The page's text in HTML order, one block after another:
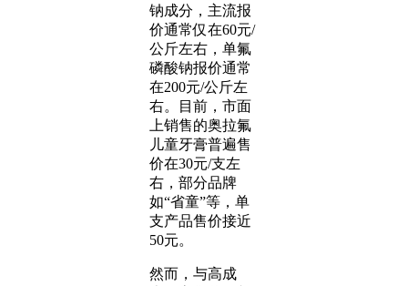
钠成分，主流报
价通常仅在60元/
公斤左右，单氟
磷酸钠报价通常
在200元/公斤左
右。目前，市面
上销售的奥拉氟
儿童牙膏普遍售
价在30元/支左
右，部分品牌
如“省童”等，单
支产品售价接近
50元。
然而，与高成